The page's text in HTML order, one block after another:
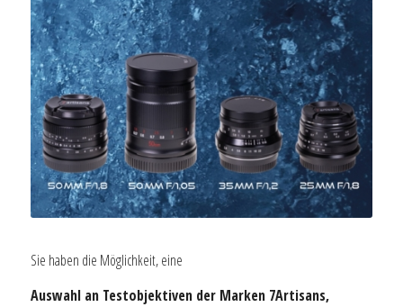
Sie haben die Möglichkeit, eine
Auswahl an Testobjektiven der Marken 7Artisans,